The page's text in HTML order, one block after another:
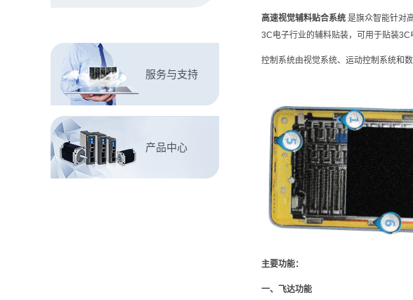
服务与支持
产品中心
高速视觉辅料贴合系统 是旗众智能针对
3C电子行业的辅料贴装，可用于贴装
控制系统由视觉系统、运动控制系统和
主要功能：
一、飞达功能